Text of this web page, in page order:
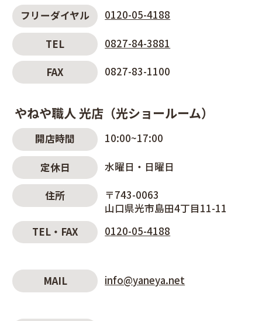
フリーダイヤル
0120-05-4188
TEL 0827-84-3881
FAX 0827-83-1100
やねや職人 光店（光ショールーム）
開店時間 10:00~17:00
定休日 水曜日・日曜日
住所
〒743-0063
山口県光市島田4丁目11-11
TEL・FAX
0120-05-4188
MAIL info@yaneya.net